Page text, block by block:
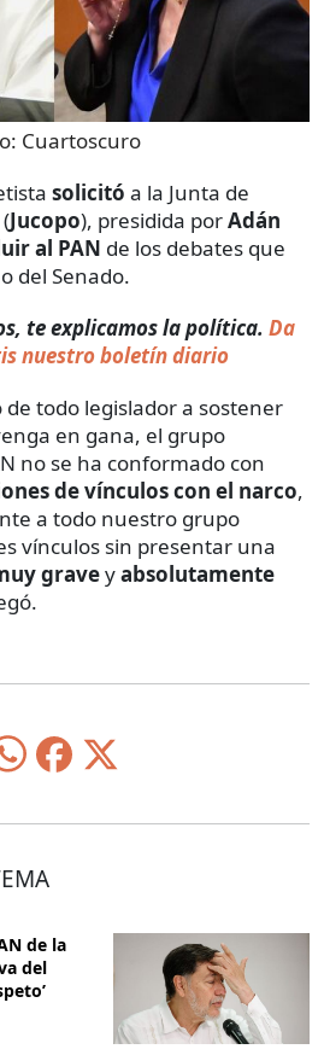
Cuartoscuro
solicitó a la Junta de
Jucopo), presidida porAdán
al PAN de los debates que
del Senado.
te explicamos la política. Da
nuestro boletín diario
de todo legislador a sostener
en gana, el grupo
no se ha conformado con
de vínculos con el narco,
a todo nuestro grupo
vínculos sin presentar una
graveyabsolutamente
de la
del